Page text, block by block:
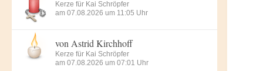
Kerze für Kai Schröpfer
am 07.08.2026 um 11:05 Uhr
von Astrid Kirchhoff
Kerze für Kai Schröpfer
am 07.08.2026 um 07:01 Uhr